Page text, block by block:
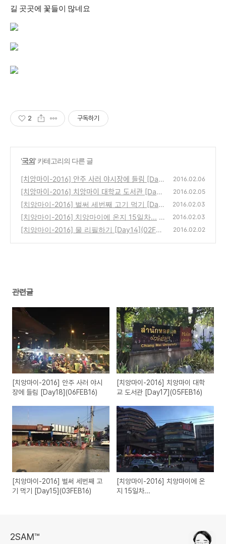
길 곳곳에 꽃들이 많네요
2 구독하기
'국외' 카테고리의 다른 글
[치앙마이-2016] 안주 사러 야시장에 들림 [Day
18](06FEB16)
(0)
2016.02.06
[치앙마이-2016] 치앙마이 대학교 도서관 [Day1
7](05FEB16)
(2)
2016.02.05
[치앙마이-2016] 벌써 세번째 고기 먹기 [Day
15](03FEB16)
(0)
2016.02.03
[치앙마이-2016] 치앙마이에 온지 15일차...
(0)
2016.02.03
[치앙마이-2016] 물 리필하기 [Day14](02FEB
2016.02.02
관련글
[치앙마이-2016] 안주 사러 야시
장에 들림 [Day18](06FEB16)
[치앙마이-2016] 치앙마이 대학
교 도서관 [Day17](05FEB16)
[치앙마이-2016] 벌써 세번째 고
기 먹기 [Day15](03FEB16)
[치앙마이-2016] 치앙마이에 온
지 15일차...
2SAM™